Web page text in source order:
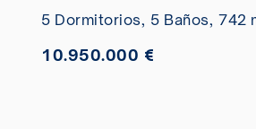
5 Dormitorios, 5 Baños, 742
10.950.000 €